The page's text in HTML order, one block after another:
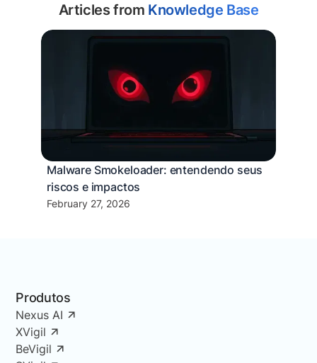
Articles from Knowledge Base
Malware Smokeloader: entendendo seus
riscos e impactos
February 27, 2026
Produtos
Nexus AI
XVigil
BeVigil